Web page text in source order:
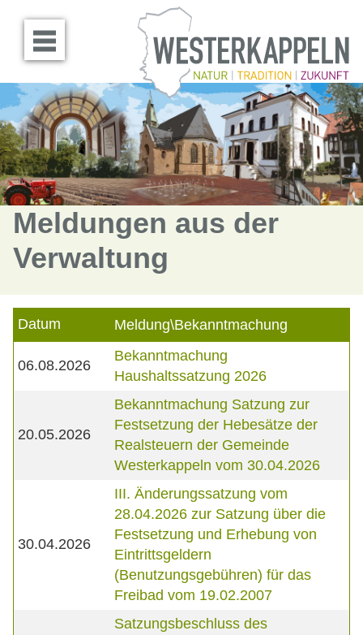
Menü öffnen
Meldungen aus der
Verwaltung
Datum Meldung\Bekanntmachung
06.08.2026
Bekanntmachung
Haushaltssatzung 2026
20.05.2026
Bekanntmachung Satzung zur
Festsetzung der Hebesätze der
Realsteuern der Gemeinde
Westerkappeln vom 30.04.2026
30.04.2026
III. Änderungssatzung vom
28.04.2026 zur Satzung über die
Festsetzung und Erhebung von
Eintrittsgeldern
(Benutzungsgebühren) für das
Freibad vom 19.02.2007
Satzungsbeschluss des